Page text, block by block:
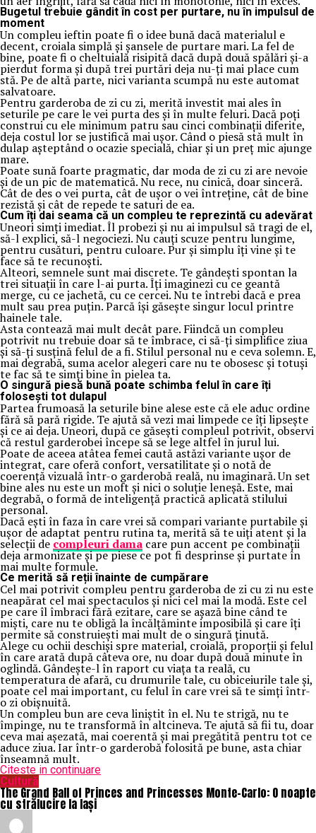
Bugetul trebuie gândit în cost per purtare, nu în impulsul de
moment
Un compleu ieftin poate fi o idee bună dacă materialul e
decent, croiala simplă și șansele de purtare mari. La fel de
bine, poate fi o cheltuială risipită dacă după două spălări și-a
pierdut forma și după trei purtări deja nu-ți mai place cum
stă. Pe de altă parte, nici varianta scumpă nu este automat
salvatoare.
Pentru garderoba de zi cu zi, merită investit mai ales în
seturile pe care le vei purta des și în multe feluri. Dacă poți
construi cu ele minimum patru sau cinci combinații diferite,
deja costul lor se justifică mai ușor. Când o piesă stă mult în
dulap așteptând o ocazie specială, chiar și un preț mic ajunge
mare.
Poate sună foarte pragmatic, dar moda de zi cu zi are nevoie
și de un pic de matematică. Nu rece, nu cinică, doar sinceră.
Cât de des o vei purta, cât de ușor o vei întreține, cât de bine
rezistă și cât de repede te saturi de ea.
Cum îți dai seama că un compleu te reprezintă cu adevărat
Uneori simți imediat. Îl probezi și nu ai impulsul să tragi de el,
să-l explici, să-l negociezi. Nu cauți scuze pentru lungime,
pentru cusături, pentru culoare. Pur și simplu îți vine și te
face să te recunoști.
Alteori, semnele sunt mai discrete. Te gândești spontan la
trei situații în care l-ai purta. Îți imaginezi cu ce geantă
merge, cu ce jachetă, cu ce cercei. Nu te întrebi dacă e prea
mult sau prea puțin. Parcă își găsește singur locul printre
hainele tale.
Asta contează mai mult decât pare. Fiindcă un compleu
potrivit nu trebuie doar să te îmbrace, ci să-ți simplifice ziua
și să-ți susțină felul de a fi. Stilul personal nu e ceva solemn. E,
mai degrabă, suma acelor alegeri care nu te obosesc și totuși
te fac să te simți bine în pielea ta.
O singură piesă bună poate schimba felul în care îți
folosești tot dulapul
Partea frumoasă la seturile bine alese este că ele aduc ordine
fără să pară rigide. Te ajută să vezi mai limpede ce îți lipsește
și ce ai deja. Uneori, după ce găsești compleul potrivit, observi
că restul garderobei începe să se lege altfel în jurul lui.
Poate de aceea atâtea femei caută astăzi variante ușor de
integrat, care oferă confort, versatilitate și o notă de
coerență vizuală într-o garderobă reală, nu imaginară. Un set
bine ales nu este un moft și nici o soluție leneșă. Este, mai
degrabă, o formă de inteligență practică aplicată stilului
personal.
Dacă ești în faza în care vrei să compari variante purtabile și
ușor de adaptat pentru rutina ta, merită să te uiți atent și la
selecții de compleuri dama care pun accent pe combinații
deja armonizate și pe piese ce pot fi desprinse și purtate în
mai multe formule.
Ce merită să reții înainte de cumpărare
Cel mai potrivit compleu pentru garderoba de zi cu zi nu este
neapărat cel mai spectaculos și nici cel mai la modă. Este cel
pe care îl îmbraci fără ezitare, care se așază bine când te
miști, care nu te obligă la încălțăminte imposibilă și care îți
permite să construiești mai mult de o singură ținută.
Alege cu ochii deschiși spre material, croială, proporții și felul
în care arată după câteva ore, nu doar după două minute în
oglindă. Gândește-l în raport cu viața ta reală, cu
temperatura de afară, cu drumurile tale, cu obiceiurile tale și,
poate cel mai important, cu felul în care vrei să te simți într-
o zi obișnuită.
Un compleu bun are ceva liniștit în el. Nu te strigă, nu te
împinge, nu te transformă în altcineva. Te ajută să fii tu, doar
ceva mai așezată, mai coerentă și mai pregătită pentru tot ce
aduce ziua. Iar într-o garderobă folosită pe bune, asta chiar
înseamnă mult.
Citeste in continuare
Cultură
The Grand Ball of Princes and Princesses Monte-Carlo: O noapte
cu strălucire la Iași